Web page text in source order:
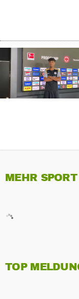
MEHR SPORT
TOP